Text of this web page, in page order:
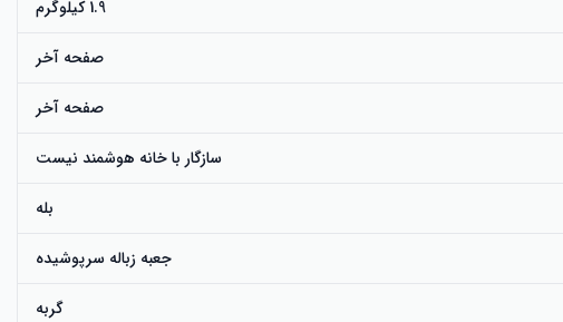
1.9 کیلوگرم
صفحه آخر
صفحه آخر
سازگار با خانه هوشمند نیست
بله
جعبه زباله سرپوشیده
گربه